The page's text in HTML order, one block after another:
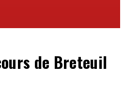
de Breteuil